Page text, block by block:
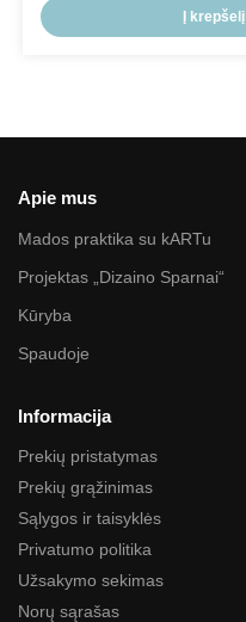
Į krepšelį
Apie mus
Mados praktika su kARTu
Projektas „Dizaino Sparnai“
Kūryba
Spaudoje
Informacija
Prekių pristatymas
Prekių grąžinimas
Sąlygos ir taisyklės
Privatumo politika
Užsakymo sekimas
Norų sąrašas